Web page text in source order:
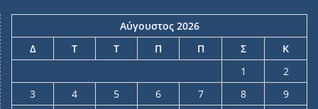
Αύγουστος 2026
Δ
Τ Τ Π Π Σ
Κ
1
2
3
4 5 6 7 8
9